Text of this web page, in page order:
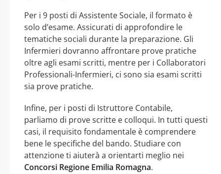
Per i 9 posti di Assistente Sociale, il formato è
solo d’esame. Assicurati di approfondire le
tematiche sociali durante la preparazione. Gli
Infermieri dovranno affrontare prove pratiche
oltre agli esami scritti, mentre per i Collaboratori
Professionali-Infermieri, ci sono sia esami scritti
sia prove pratiche.
Infine, per i posti di Istruttore Contabile,
parliamo di prove scritte e colloqui. In tutti questi
casi, il requisito fondamentale è comprendere
bene le specifiche del bando. Studiare con
attenzione ti aiuterà a orientarti meglio nei
Concorsi Regione Emilia Romagna.